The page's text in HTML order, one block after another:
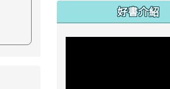
好書介紹